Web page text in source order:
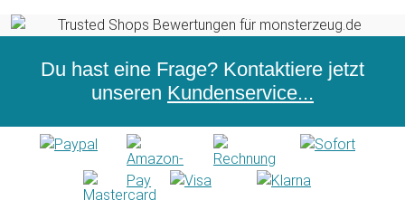
Du hast eine Frage? Kontaktiere jetzt
unseren Kundenservice...